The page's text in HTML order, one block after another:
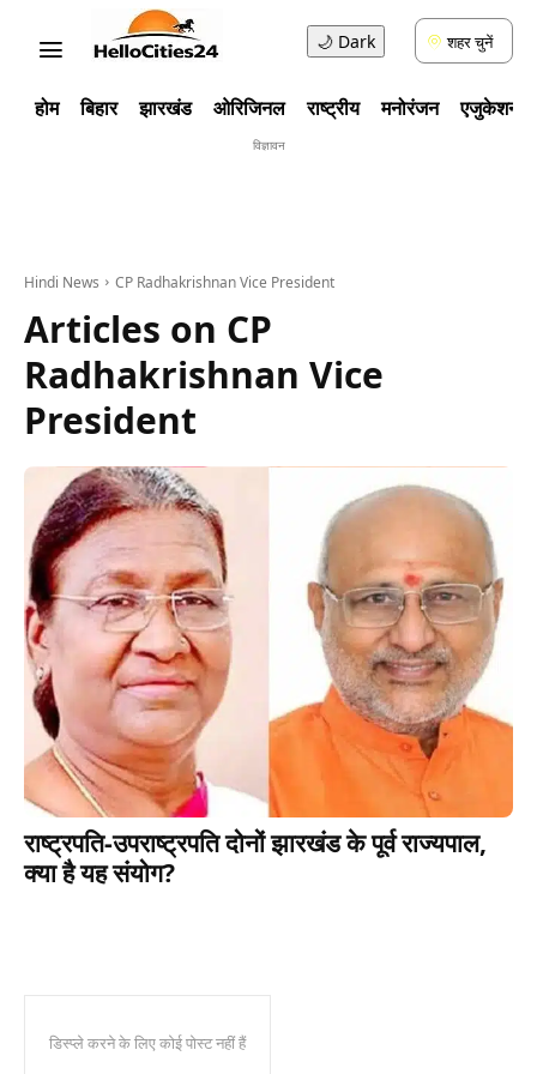
🌙 Dark शहर चुनें
होम बिहार झारखंड ओरिजिनल राष्ट्रीय मनोरंजन एजुकेशन
विज्ञावन
Hindi News CP Radhakrishnan Vice President
Articles on CP
Radhakrishnan Vice
President
राष्ट्रपति-उपराष्ट्रपति दोनों झारखंड के पूर्व राज्यपाल,
क्या है यह संयोग?
डिस्प्ले करने के लिए कोई पोस्ट नहीं हैं